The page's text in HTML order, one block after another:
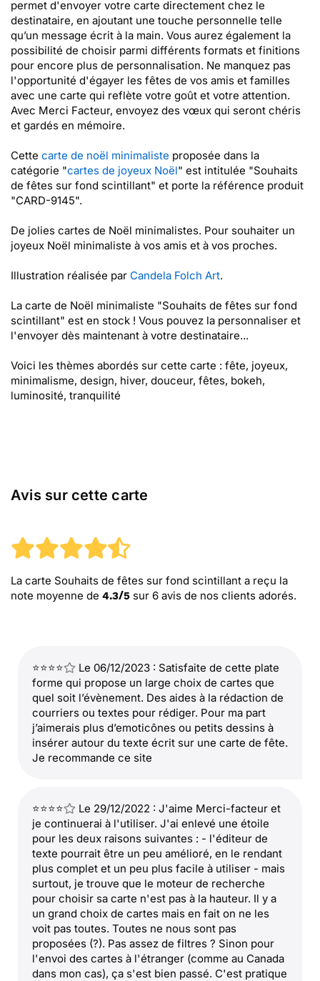
permet d'envoyer votre carte directement chez le
destinataire, en ajoutant une touche personnelle telle
qu’un message écrit à la main. Vous aurez également la
possibilité de choisir parmi différents formats et finitions
pour encore plus de personnalisation. Ne manquez pas
l'opportunité d'égayer les fêtes de vos amis et familles
avec une carte qui reflète votre goût et votre attention.
Avec Merci Facteur, envoyez des vœux qui seront chéris
et gardés en mémoire.
Cette carte de noël minimaliste proposée dans la
catégorie "cartes de joyeux Noël" est intitulée "Souhaits
de fêtes sur fond scintillant" et porte la référence produit
"CARD-9145".
De jolies cartes de Noël minimalistes. Pour souhaiter un
joyeux Noël minimaliste à vos amis et à vos proches.
Illustration réalisée par Candela Folch Art.
La carte de Noël minimaliste "Souhaits de fêtes sur fond
scintillant" est en stock ! Vous pouvez la personnaliser et
l'envoyer dès maintenant à votre destinataire...
Voici les thèmes abordés sur cette carte : fête, joyeux,
minimalisme, design, hiver, douceur, fêtes, bokeh,
luminosité, tranquilité
Avis sur cette carte
La carte Souhaits de fêtes sur fond scintillant a reçu la
note moyenne de 4.3/5 sur 6 avis de nos clients adorés.
⭐⭐⭐⭐
Le 06/12/2023 : Satisfaite de cette plate
forme qui propose un large choix de cartes que
quel soit l’évènement. Des aides à la rédaction de
courriers ou textes pour rédiger. Pour ma part
j’aimerais plus d’emoticônes ou petits dessins à
insérer autour du texte écrit sur une carte de fête.
Je recommande ce site
⭐⭐⭐⭐
Le 29/12/2022 : J'aime Merci-facteur et
je continuerai à l'utiliser. J'ai enlevé une étoile
pour les deux raisons suivantes : - l'éditeur de
texte pourrait être un peu amélioré, en le rendant
plus complet et un peu plus facile à utiliser - mais
surtout, je trouve que le moteur de recherche
pour choisir sa carte n'est pas à la hauteur. Il y a
un grand choix de cartes mais en fait on ne les
voit pas toutes. Toutes ne nous sont pas
proposées (?). Pas assez de filtres ? Sinon pour
l'envoi des cartes à l'étranger (comme au Canada
dans mon cas), ça s'est bien passé. C'est pratique